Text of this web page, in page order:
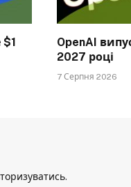
OpenAI
2027 році
7 Серпня 2026
.